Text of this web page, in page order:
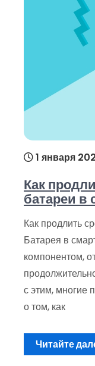
1 января
Как
батареи в
Как продлить
Батарея в
компонентом,
с этим, многие
о том, как
Читайте